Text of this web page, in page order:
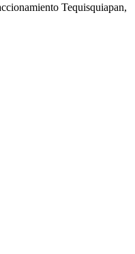
Tequisquiapan,